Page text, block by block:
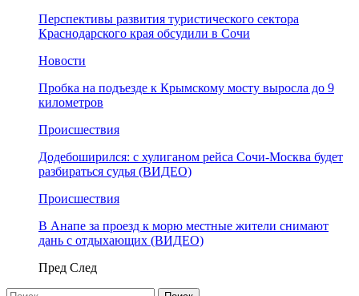
Перспективы развития туристического сектора
Краснодарского края обсудили в Сочи
Новости
Пробка на подъезде к Крымскому мосту выросла до 9
километров
Происшествия
Додебоширился: с хулиганом рейса Сочи-Москва будет
разбираться судья (ВИДЕО)
Происшествия
В Анапе за проезд к морю местные жители снимают
дань с отдыхающих (ВИДЕО)
Пред След